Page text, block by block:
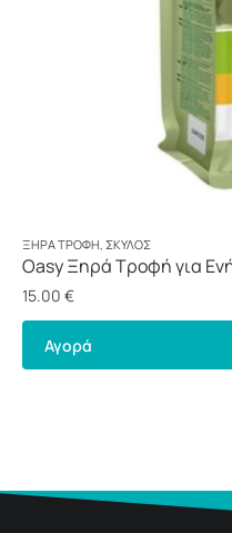
ΞΗΡΆ ΤΡΟΦΉ, ΣΚΎΛΟΣ
Oasy Ξηρά Τροφή για
Κοτόπουλο 3kg
15.00 €
Αγορά